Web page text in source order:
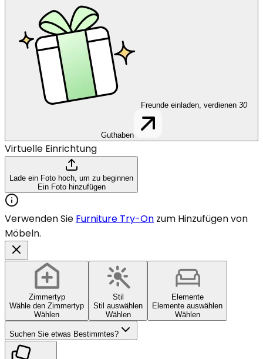
Freunde einladen, verdienen 30
Guthaben
Virtuelle Einrichtung
Lade ein Foto hoch, um zu beginnen
Ein Foto hinzufügen
Verwenden Sie Furniture Try-On zum Hinzufügen von
Möbeln.
Zimmertyp
Wähle den Zimmertyp
Wählen
Stil
Stil auswählen
Wählen
Elemente
Elemente auswählen
Wählen
Suchen Sie etwas Bestimmtes?